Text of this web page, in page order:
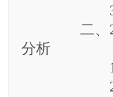
3. 市场
二、2026
分析
1. 国内
2. 供